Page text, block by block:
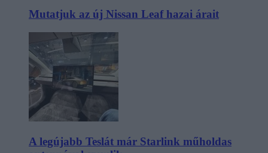
Mutatjuk az új Nissan Leaf hazai árait
A legújabb Teslát már Starlink műholdas